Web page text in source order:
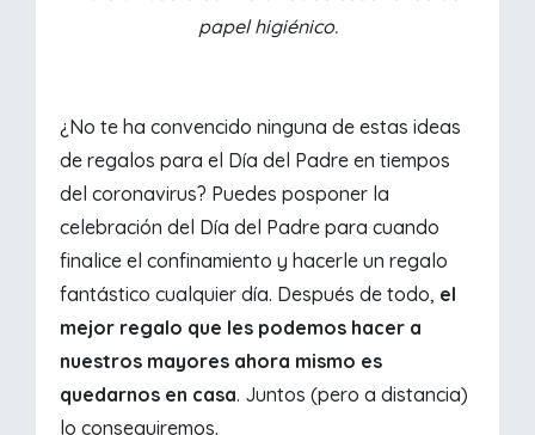
papel higiénico.
¿No te ha convencido ninguna de estas ideas
de regalos para el Día del Padre en tiempos
del coronavirus? Puedes posponer la
celebración del Día del Padre para cuando
finalice el confinamiento y hacerle un regalo
fantástico cualquier día. Después de todo, el
mejor regalo que les podemos hacer a
nuestros mayores ahora mismo es
quedarnos en casa. Juntos (pero a distancia)
lo conseguiremos.